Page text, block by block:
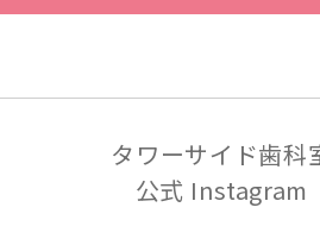
タワーサイド歯科
公式 Instagram